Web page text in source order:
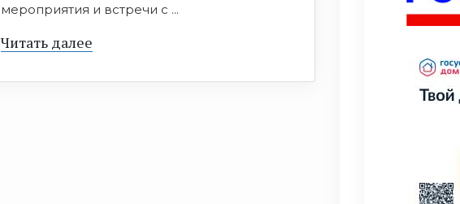
мероприятия и встречи с ...
Читать далее